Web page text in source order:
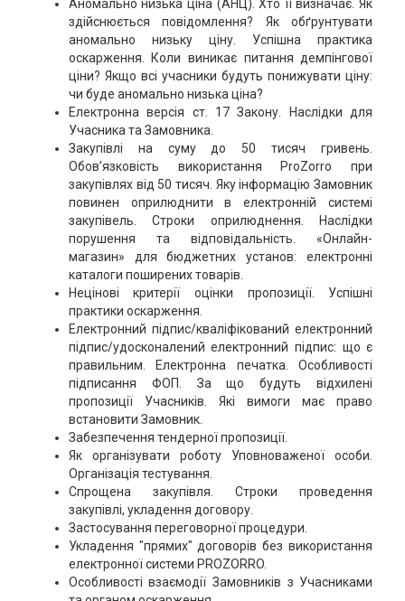
Аномально низька ціна (АНЦ). Хто її визначає. Як
здійснюється повідомлення? Як обґрунтувати
аномально низьку ціну. Успішна практика
оскарження. Коли виникає питання демпінгової
ціни? Якщо всі учасники будуть понижувати ціну:
чи буде аномально низька ціна?
Електронна версія ст. 17 Закону. Наслідки для
Учасника та Замовника.
Закупівлі на суму до 50 тисяч гривень.
Обов’язковість використання ProZorro при
закупівлях від 50 тисяч. Яку інформацію Замовник
повинен оприлюднити в електронній системі
закупівель. Строки оприлюднення. Наслідки
порушення та відповідальність. «Онлайн-
магазин» для бюджетних установ: електронні
каталоги поширених товарів.
Нецінові критерії оцінки пропозиції. Успішні
практики оскарження.
Електронний підпис/кваліфікований електронний
підпис/удосконалений електронний підпис: що є
правильним. Електронна печатка. Особливості
підписання ФОП. За що будуть відхилені
пропозиції Учасників. Які вимоги має право
встановити Замовник.
Забезпечення тендерної пропозиції.
Як організувати роботу Уповноваженої особи.
Організація тестування.
Спрощена закупівля. Строки проведення
закупівлі, укладення договору.
Застосування переговорної процедури.
Укладення "прямих" договорів без використання
електронної системи PROZORRO.
Особливості взаємодії Замовників з Учасниками